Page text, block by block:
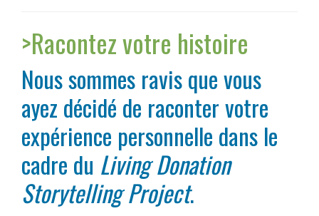
>Racontez votre histoire
Nous sommes ravis que vous
ayez décidé de raconter votre
expérience personnelle dans le
cadre du Living Donation
Storytelling Project.